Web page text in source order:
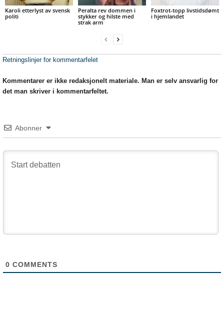
Karoli etterlyst av svensk
politi
Peralta rev dommen i
stykker og hilste med
strak arm
Foxtrot-topp livstidsdømt
i hjemlandet
Retningslinjer for kommentarfelet
Kommentarer er ikke redaksjonelt materiale. Man er selv ansvarlig for
det man skriver i kommentarfeltet.
Abonner
0 COMMENTS